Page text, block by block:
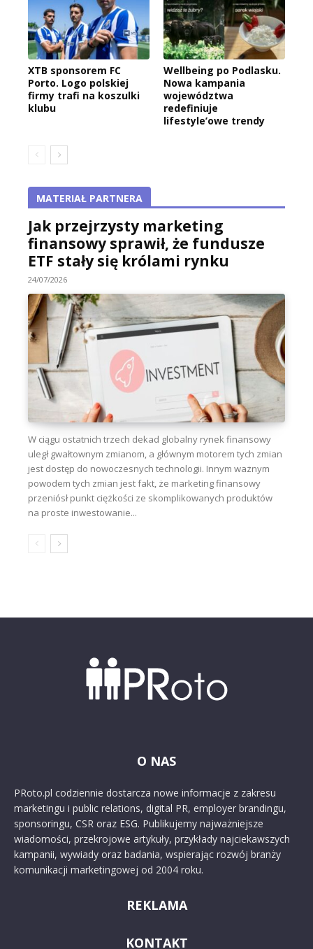
XTB sponsorem FC
Porto. Logo polskiej
firmy trafi na koszulki
klubu
Wellbeing po Podlasku.
Nowa kampania
województwa
redefiniuje
lifestyle’owe trendy
MATERIAŁ PARTNERA
Jak przejrzysty marketing
finansowy sprawił, że fundusze
ETF stały się królami rynku
24/07/2026
W ciągu ostatnich trzech dekad globalny rynek finansowy
uległ gwałtownym zmianom, a głównym motorem tych zmian
jest dostęp do nowoczesnych technologii. Innym ważnym
powodem tych zmian jest fakt, że marketing finansowy
przeniósł punkt ciężkości ze skomplikowanych produktów
na proste inwestowanie...
O NAS
PRoto.pl codziennie dostarcza nowe informacje z zakresu
marketingu i public relations, digital PR, employer brandingu,
sponsoringu, CSR oraz ESG. Publikujemy najważniejsze
wiadomości, przekrojowe artykuły, przykłady najciekawszych
kampanii, wywiady oraz badania, wspierając rozwój branży
komunikacji marketingowej od 2004 roku.
REKLAMA
KONTAKT